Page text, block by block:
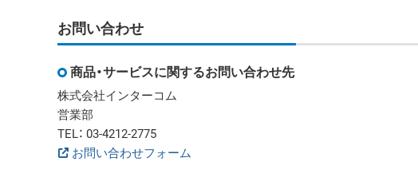
お問い合わせ
商品・サービスに関するお問い合わせ先
株式会社インターコム
営業部
TEL： 03-4212-2775
お問い合わせフォーム